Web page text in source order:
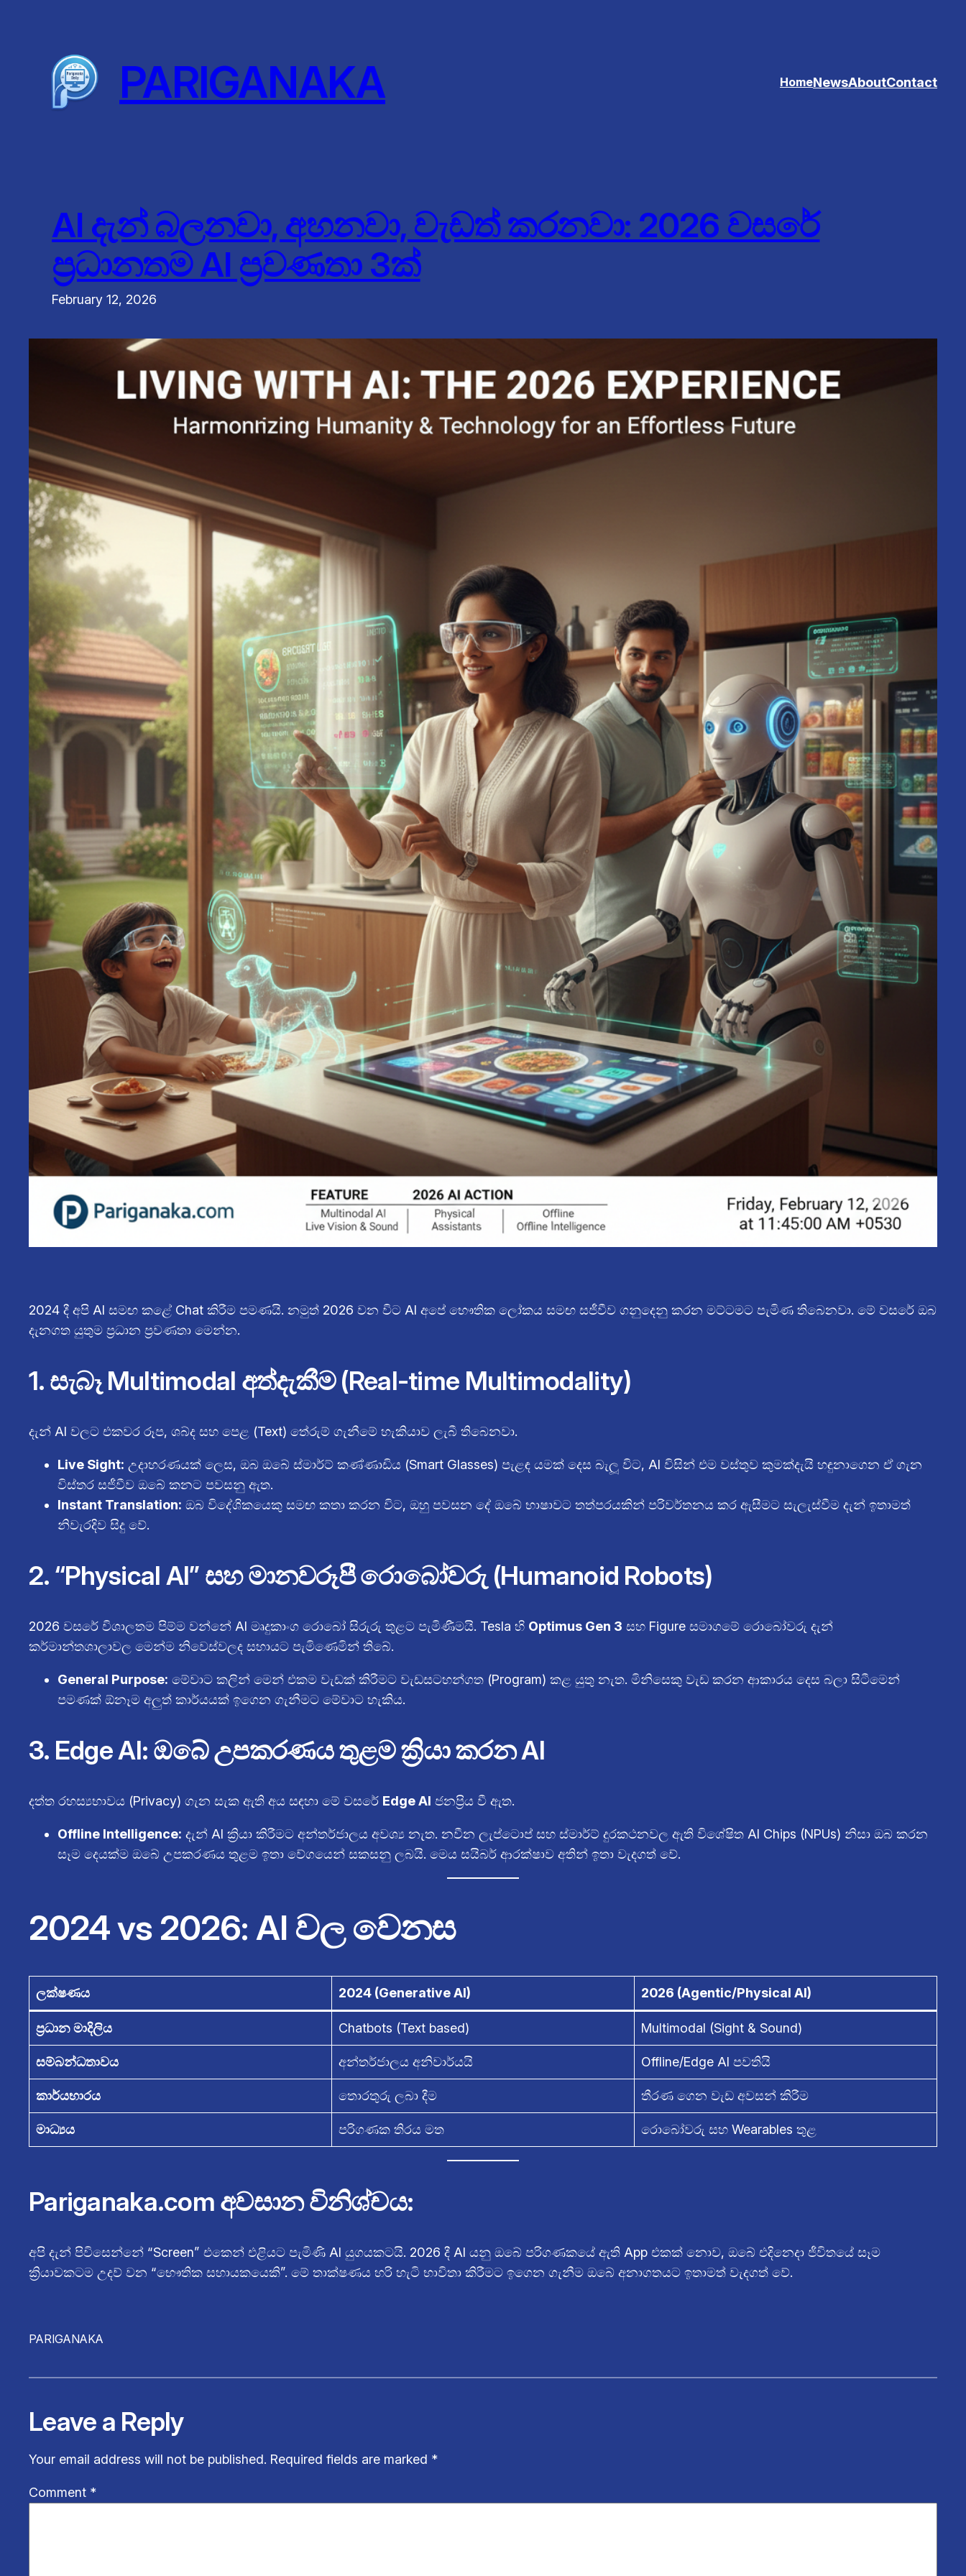
PARIGANAKA HomeNewsAboutContact
AI දැන් බලනවා, අහනවා, වැඩත් කරනවා: 2026 වසරේ
ප්‍රධානතම AI ප්‍රවණතා 3ක්
February 12, 2026
2024 දී අපි AI සමඟ කළේ Chat කිරීම පමණයි. නමුත් 2026 වන විට AI අපේ භෞතික ලෝකය සමඟ සජීවීව ගනුදෙනු කරන මට්ටමට පැමිණ තිබෙනවා. මේ වසරේ ඔබ
දැනගත යුතුම ප්‍රධාන ප්‍රවණතා මෙන්න.
1. සැබෑ Multimodal අත්දැකීම (Real-time Multimodality)
දැන් AI වලට එකවර රූප, ශබ්ද සහ පෙළ (Text) තේරුම් ගැනීමේ හැකියාව ලැබී තිබෙනවා.
Live Sight: උදාහරණයක් ලෙස, ඔබ ඔබේ ස්මාර්ට් කණ්ණාඩිය (Smart Glasses) පැළඳ යමක් දෙස බැලූ විට, AI විසින් එම වස්තුව කුමක්දැයි හඳුනාගෙන ඒ ගැන
විස්තර සජීවීව ඔබේ කනට පවසනු ඇත.
Instant Translation: ඔබ විදේශිකයෙකු සමඟ කතා කරන විට, ඔහු පවසන දේ ඔබේ භාෂාවට තත්පරයකින් පරිවර්තනය කර ඇසීමට සැලැස්වීම දැන් ඉතාමත්
නිවැරදිව සිදු වේ.
2. “Physical AI” සහ මානවරූපී රොබෝවරු (Humanoid Robots)
2026 වසරේ විශාලතම පිම්ම වන්නේ AI මෘදුකාංග රොබෝ සිරුරු තුළට පැමිණීමයි. Tesla හි Optimus Gen 3 සහ Figure සමාගමේ රොබෝවරු දැන්
කර්මාන්තශාලාවල මෙන්ම නිවෙස්වලද සහායට පැමිණෙමින් තිබේ.
General Purpose: මේවාට කලින් මෙන් එකම වැඩක් කිරීමට වැඩසටහන්ගත (Program) කළ යුතු නැත. මිනිසෙකු වැඩ කරන ආකාරය දෙස බලා සිටීමෙන්
පමණක් ඕනෑම අලුත් කාර්යයක් ඉගෙන ගැනීමට මේවාට හැකිය.
3. Edge AI: ඔබේ උපකරණය තුළම ක්‍රියා කරන AI
දත්ත රහස්‍යභාවය (Privacy) ගැන සැක ඇති අය සඳහා මේ වසරේ Edge AI ජනප්‍රිය වී ඇත.
Offline Intelligence: දැන් AI ක්‍රියා කිරීමට අන්තර්ජාලය අවශ්‍ය නැත. නවීන ලැප්ටොප් සහ ස්මාර්ට් දුරකථනවල ඇති විශේෂිත AI Chips (NPUs) නිසා ඔබ කරන
සෑම දෙයක්ම ඔබේ උපකරණය තුළම ඉතා වේගයෙන් සකසනු ලබයි. මෙය සයිබර් ආරක්ෂාව අතින් ඉතා වැදගත් වේ.
2024 vs 2026: AI වල වෙනස
ලක්ෂණය 2024 (Generative AI) 2026 (Agentic/Physical AI)
ප්‍රධාන මාදිලිය Chatbots (Text based) Multimodal (Sight & Sound)
සම්බන්ධතාවය අන්තර්ජාලය අනිවාර්යයි Offline/Edge AI පවතියි
කාර්යභාරය තොරතුරු ලබා දීම තීරණ ගෙන වැඩ අවසන් කිරීම
මාධ්‍යය පරිගණක තිරය මත රොබෝවරු සහ Wearables තුළ
Pariganaka.com අවසාන විනිශ්චය:
අපි දැන් පිවිසෙන්නේ “Screen” එකෙන් එළියට පැමිණි AI යුගයකටයි. 2026 දී AI යනු ඔබේ පරිගණකයේ ඇති App එකක් නොව, ඔබේ එදිනෙදා ජීවිතයේ සෑම
ක්‍රියාවකටම උදව් වන “භෞතික සහායකයෙකි”. මේ තාක්ෂණය හරි හැටි භාවිතා කිරීමට ඉගෙන ගැනීම ඔබේ අනාගතයට ඉතාමත් වැදගත් වේ.
PARIGANAKA
Leave a Reply
Your email address will not be published. Required fields are marked *
Comment *